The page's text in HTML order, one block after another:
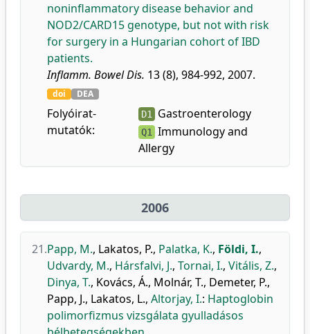
noninflammatory disease behavior and
NOD2/CARD15 genotype, but not with risk
for surgery in a Hungarian cohort of IBD
patients.
Inflamm. Bowel Dis. 13 (8), 984-992, 2007.
doi DEA
Folyóirat-
mutatók:
D1 Gastroenterology
Q1
Immunology and
Allergy
2006
21.Papp, M., Lakatos, P., Palatka, K., Földi, I.,
Udvardy, M., Hársfalvi, J., Tornai, I., Vitális, Z.,
Dinya, T., Kovács, Á., Molnár, T., Demeter, P.,
Papp, J., Lakatos, L., Altorjay, I.: Haptoglobin
polimorfizmus vizsgálata gyulladásos